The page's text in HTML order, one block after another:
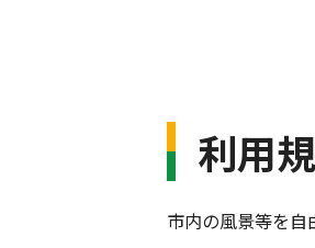
利用
市内の風景等を自